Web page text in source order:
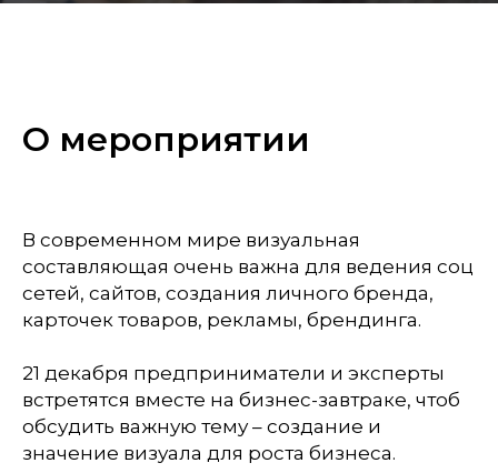
О мероприятии
В современном мире визуальная
составляющая очень важна для ведения соц
сетей, сайтов, создания личного бренда,
карточек товаров, рекламы, брендинга.
21 декабря предприниматели и эксперты
встретятся вместе на бизнес-завтраке, чтоб
обсудить важную тему – создание и
значение визуала для роста бизнеса.